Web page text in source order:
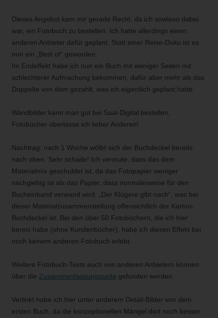
Dieses Angebot kam mir gerade Recht, da ich sowieso dabei
war, ein Fotobuch zu bestellen. Ich hatte allerdings einen
anderen Anbieter dafür geplant. Statt einer Reise-Doku ist es
nun ein „Best of“ geworden.
Im Endeffekt habe ich nun ein Buch mit weniger Seiten mit
schlechterer Aufmachung bekommen, dafür aber mehr als das
Doppelte von dem gezahlt, was ich eigentlich geplant hatte.
Wandbilder kann man gut bei Saal-Digital bestellen,
Fotobücher überlasse ich lieber Anderen!
Nachtrag: nach 1 Woche wölbt sich der Buchdeckel bereits
nach oben. Sehr schade! Ich vermute, dass das dem
Materialmix geschuldet ist, da das Fotopapier weniger
nachgiebig ist als das Papier, dass normalerweise für den
Bucheinband verwand wird. „Der Klügere gibt nach“, was bei
dieser Materialzusammenstellung offensichtlich der Karton-
Buchdeckel ist. Bei den über 50 Fotobüchern, die ich hier
bereis habe (ohne Kundenbücher), habe ich diesen Effekt bei
noch keinem anderen Fotobuch erlebt.
Weitere Fotobuch-Tests auch von anderen Anbietern können
über die Zusammenfassungsseite gefunden werden.
Verlinkt habe ich hier unter anderem Detail-Bilder von dem
ersten Buch, da die konzeptionellen Mängel dort noch besser